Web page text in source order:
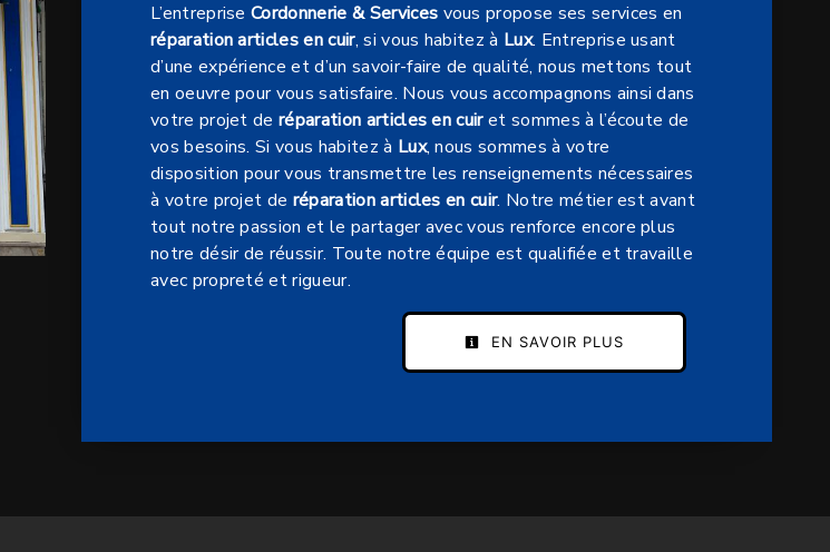
L’entrepriseCordonnerie & Services vous propose ses services en
réparation articles en cuir, si vous habitez à Lux. Entreprise usant
d’une expérience et d’un savoir-faire de qualité, nous mettons tout
en oeuvre pour vous satisfaire. Nous vous accompagnons ainsi dans
votre projet deréparation articles en cuiret sommes à l’écoute de
vos besoins. Si vous habitez à Lux, nous sommes à votre
disposition pour vous transmettre les renseignements nécessaires
à votre projet de réparation articles en cuir. Notre métier est avant
tout notre passion et le partager avec vous renforce encore plus
notre désir de réussir. Toute notre équipe est qualifiée et travaille
avec propreté et rigueur.
EN SAVOIR PLUS